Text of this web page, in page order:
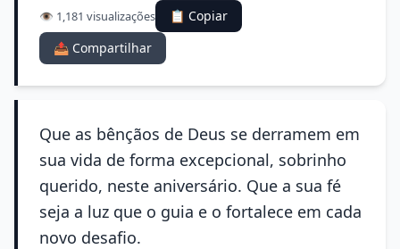
👁️ 1,181 visualizações
📋 Copiar
📤 Compartilhar
Que as bênçãos de Deus se derramem em
sua vida de forma excepcional, sobrinho
querido, neste aniversário. Que a sua fé
seja a luz que o guia e o fortalece em cada
novo desafio.